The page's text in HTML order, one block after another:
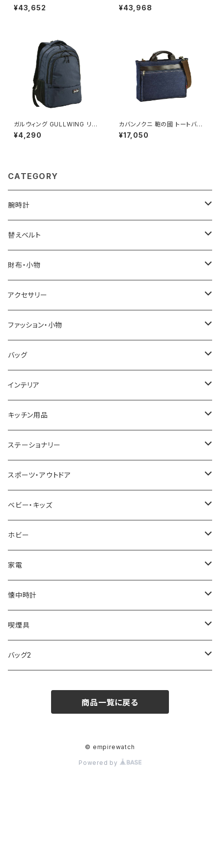
Medium Tote セント・バーツ
ミディアムトート トートバッグ sn
¥43,652
ing リング 100572-48 シルバ
ー
¥43,968
ガルウィング GULLWING リュ
ック 23L 軽量 大容量 デイパッ
ク 42603-3h メンズ ネイビー
¥4,290
カバンノクニ 鞄の國 トートバッ
グ ショルダーバッグ 2way 井原
デニム 26725-3h メンズ ネイ
¥17,050
CATEGORY
腕時計
ELGIN
SALVATORE MARRA
CASIO
GRANDEUR
COGU
GAGA MILANO
CACTUS
TIMEX
NIXON
AVALANCHE
ORIENT
ZEPPELIN
SKAGEN
FOOTBALL WATCHES
ARCA FUTURA
替えベルト
COACH
DANIEL WELLINGTON
LACOSTE
DIESEL
MICHAEL KORS
NO BRAND
財布・小物
SONNE
DUCT
TRANSNUMBER
SAAMA HOMME
ARNOLD PALMER
MICHAEL KORS
DIESEL
ALV
Merge
ETTINGER
COACH
BVLGARI
VANQUISH
アクセサリー
GUCCI
TIFFANY&CO
FOLLI FOLLIE
POLICE
PAUL HEWITT
22designstudio
BOTTEGA VENETA
EMPORIO ARMANI
CALVIN KLEIN
DANIEL WELLINGTON
SWAROVSKI
VIVIENNE WESTWOOD
ファッション・小物
DAKS
栃木レザー
NIKE
DUNHILL
NEWYORKER
OROBIANCO
Ellese
COLEMAN
MONTBLANC
Fashion Accessory Cllection
ISLAND
バッグ
MANHATTAN PORTAGE
United HOMME
RODANIA
BEAMZSQUARE
BLAZER CLUB
ANDY HAWARD
G GUSTO
GULLWING
LESPORTSAC
PRADA
インテリア
CRYSTOCRAFT
SEIKO
CITIZEN
BRAUN
RHYTHM
BLOSSOM
MONDAINE
MAWA
その他
キッチン用品
I'mD
Helios
VALENTINO VISCANI
ステーショナリー
LAMY
WATERMAN
PARKER
PELIKAN
CROSS
MONTBLANC
SWAROVSKI
スポーツ・アウトドア
Trangia
Barebones
FEUERHAND
CASIO
ベビー・キッズ
ふわりぃ
ERGO BABY
ホビー
その他
AMOS
OMMIX
COACH
家電
CREATE
TORAY
OMRON
SPICE OF LIFE
懐中時計
MONDAINE
喫煙具
ZIPPO
TSUBOTA PEARL
バッグ2
商品一覧に戻る
© empirewatch
Powered by